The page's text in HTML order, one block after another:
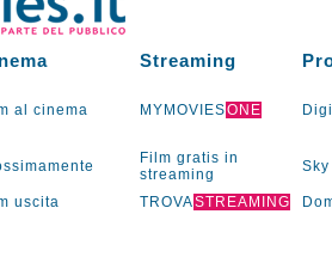
Streaming
al cinema MYMOVIESONE
Film gratis in
streaming
Sky
uscita TROVASTREAMING